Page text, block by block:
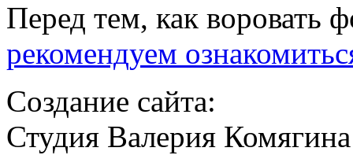
Перед тем, как воровать
рекомендуем
Создание сайта:
Студия Валерия Комягина